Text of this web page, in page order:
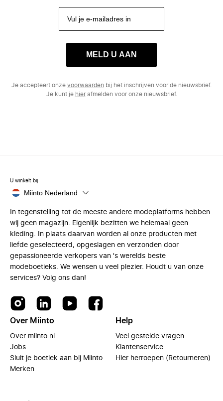
MELD U AAN
Je accepteert onze voorwaarden bij het inschrijven voor de nieuwsbrief.
Je kunt je hierafmelden voor onze nieuwsbrief.
U winkelt bij
Miinto Nederland
In tegenstelling tot de meeste andere modeplatforms hebben
wij geen magazijn. Eigenlijk bezitten we helemaal geen
kleding. In plaats daarvan worden al onze producten met
liefde geselecteerd, opgeslagen en verzonden door
gepassioneerde verkopers van 's werelds beste
modeboetieks. We wensen u veel plezier. Houdt u van onze
services? Volg ons dan!
Over Miinto
Over miinto.nl
Jobs
Sluit je boetiek aan bij Miinto
Merken
Help
Veel gestelde vragen
Klantenservice
Hier herroepen (Retourneren)